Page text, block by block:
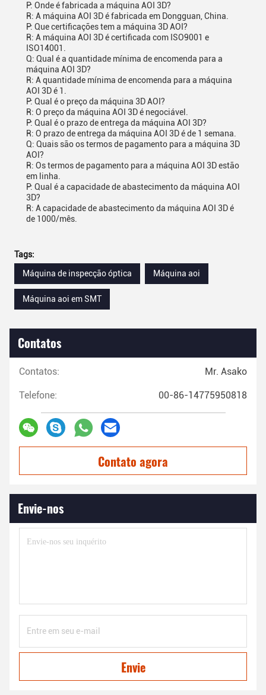
P: Onde é fabricada a máquina AOI 3D?
R: A máquina AOI 3D é fabricada em Dongguan, China.
P: Que certificações tem a máquina 3D AOI?
R: A máquina AOI 3D é certificada com ISO9001 e
ISO14001.
Q: Qual é a quantidade mínima de encomenda para a
máquina AOI 3D?
R: A quantidade mínima de encomenda para a máquina
AOI 3D é 1.
P: Qual é o preço da máquina 3D AOI?
R: O preço da máquina AOI 3D é negociável.
P: Qual é o prazo de entrega da máquina AOI 3D?
R: O prazo de entrega da máquina AOI 3D é de 1 semana.
Q: Quais são os termos de pagamento para a máquina 3D
AOI?
R: Os termos de pagamento para a máquina AOI 3D estão
em linha.
P: Qual é a capacidade de abastecimento da máquina AOI
3D?
R: A capacidade de abastecimento da máquina AOI 3D é
de 1000/mês.
Tags:
Máquina de inspecção óptica
Máquina aoi
Máquina aoi em SMT
Contatos
Contatos: Mr. Asako
Telefone: 00-86-14775950818
Contato agora
Envie-nos
Envie